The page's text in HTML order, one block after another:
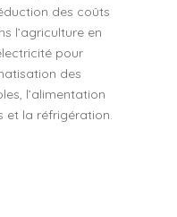
des coûts
l’agriculture en
pour
des
l’alimentation
et la réfrigération.